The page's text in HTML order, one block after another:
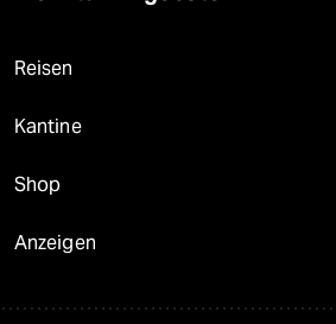
Reisen
Kantine
Shop
Anzeigen